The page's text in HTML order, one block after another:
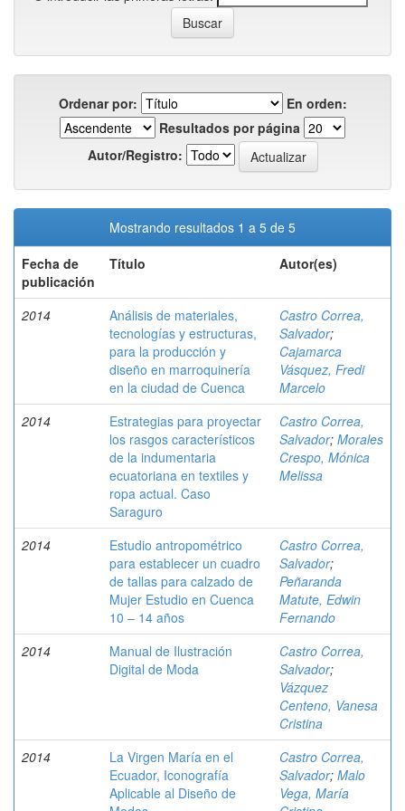
Ordenar por:
En orden:
Resultados por página
Autor/Registro:
Mostrando resultados 1 a 5 de 5
Fecha de
publicación
Título Autor(es)
2014
Análisis de materiales,
tecnologías y estructuras,
para la producción y
diseño en marroquinería
en la ciudad de Cuenca
Castro Correa,
Salvador;
Cajamarca
Vásquez, Fredi
Marcelo
2014
Estrategias para proyectar
los rasgos característicos
de la indumentaria
ecuatoriana en textiles y
ropa actual. Caso
Saraguro
Castro Correa,
Salvador; Morales
Crespo, Mónica
Melissa
2014
Estudio antropométrico
para establecer un cuadro
de tallas para calzado de
Mujer Estudio en Cuenca
10 – 14 años
Castro Correa,
Salvador;
Peñaranda
Matute, Edwin
Fernando
2014
Manual de Ilustración
Digital de Moda
Castro Correa,
Salvador;
Vázquez
Centeno, Vanesa
Cristina
2014
La Virgen María en el
Ecuador, Iconografía
Aplicable al Diseño de
Castro Correa,
Salvador; Malo
Vega, María